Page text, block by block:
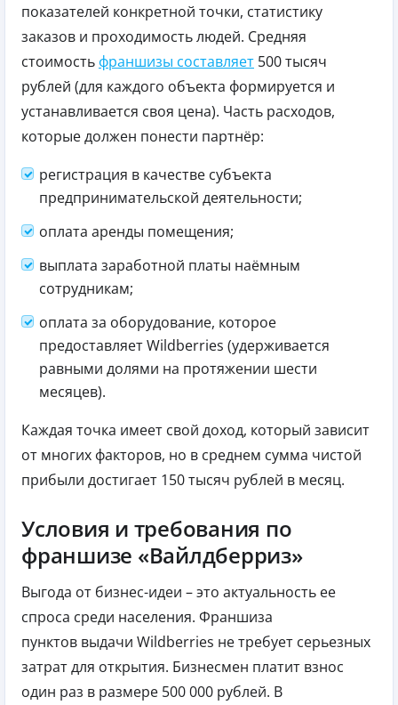
показателей конкретной точки, статистику
заказов и проходимость людей. Средняя
стоимостьфраншизы составляет 500 тысяч
рублей (для каждого объекта формируется и
устанавливается своя цена). Часть расходов,
которые должен понести партнёр:
регистрация в качестве субъекта
предпринимательской деятельности;
оплата аренды помещения;
выплата заработной платы наёмным
сотрудникам;
оплата за оборудование, которое
предоставляет Wildberries (удерживается
равными долями на протяжении шести
месяцев).
Каждая точка имеет свой доход, который зависит
от многих факторов, но в среднем сумма чистой
прибыли достигает 150 тысяч рублей в месяц.
Условия и требования по
франшизе «Вайлдберриз»
Выгода от бизнес-идеи – это актуальность ее
спроса среди населения. Франшиза
пунктов выдачи Wildberries не требует серьезных
затрат для открытия. Бизнесмен платит взнос
один раз в размере 500 000 рублей. В